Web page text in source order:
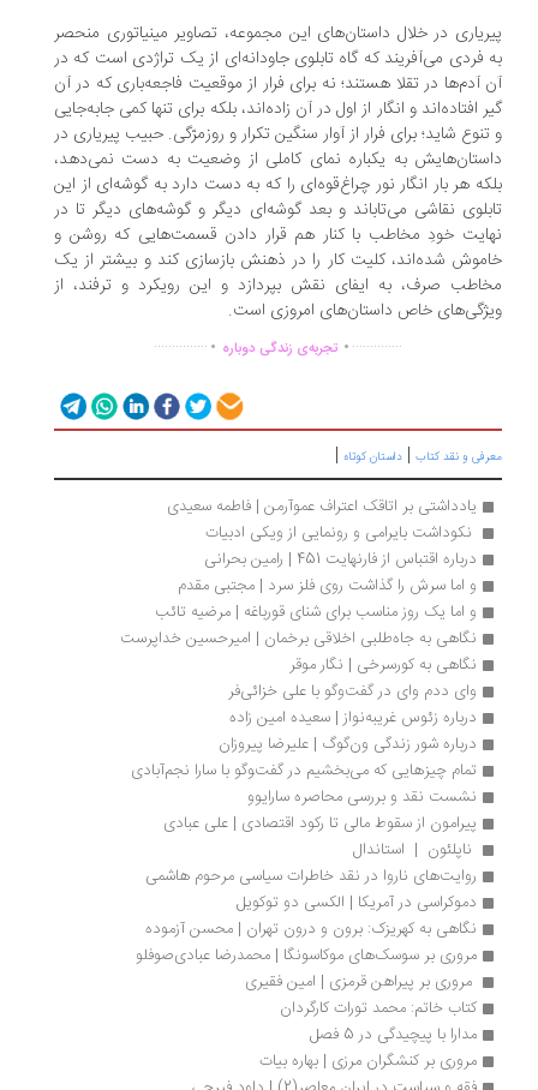
در خلال داستان‌های این مجموعه، تصاویر مینیاتوری منحصر
فردی می‌آفریند که گاه تابلوی جاودانه‌ای از یک تراژدی است که در
آدم‌ها در تقلا هستند؛ نه برای فرار از موقعیت فاجعه‌باری که در آن
افتاده‌اند و انگار از اول در آن زاده‌اند، بلکه برای تنها کمی جابه‌جایی
شاید؛ برای فرار از آوار سنگین تکرار و روزمرّگی. حبیب پیریاری در
به یکباره نمای کاملی از وضعیت به دست نمی‌دهد،
هر بار انگار نور چراغ‌قوه‌ای را که به دست دارد به گوشه‌ای از این
نقاشی می‌تاباند و بعد گوشه‌ای دیگر و گوشه‌های دیگر تا در
خودِ مخاطب با کنار هم قرار دادن قسمت‌هایی که روشن و
شده‌اند، کلیت کار را در ذهنش بازسازی کند و بیشتر از یک
صرف، به ایفای نقش بپردازد و این رویکرد و ترفند، از
خاص داستان‌های امروزی است.
................تجربه‌ی زندگی دوباره ...............
و نقد کتاب|داستان کوتاه|
یادداشتی بر اتاقک اعتراف عموآرمن | فاطمه سعیدی
نکوداشت بایرامی و رونمایی از ویکی ادبیات
درباره اقتباس از فارنهایت 451 | رامین بحرانی
و اما سرش را گذاشت روی فلز سرد | مجتبی مقدم
و اما یک روز مناسب برای شنای قورباغه | مرضیه تائب
نگاهی به جاه‌طلبی اخلاقی برخمان | امیرحسین خداپرست
نگاهی به کورسرخی | نگار موقر
وای ددم وای در گفت‌وگو با علی خزائی‌فر
درباره زئوس غریبه‌نواز | سعیده امین زاده
درباره شور زندگی ون‌گوگ | علیرضا پیروزان
تمام چیزهایی که می‌بخشیم در گفت‌‍وگو با سارا نجم‌آبادی
نشست نقد و بررسی محاصره سارایوو
پیرامون از سقوط مالی تا رکود اقتصادی | علی عبادی
ناپلئون  |  استاندال
روایت‌های ناروا در نقد خاطرات سیاسی مرحوم هاشمی
دموکراسی در آمریکا | الکسی دو توکویل
نگاهی به کهریزک: برون و درون تهران | محسن آزموده
مروری بر سوسک‌های موکاسونگا | محمدرضا عبادی‌صوفلو
مروری بر پیراهن قرمزی | امین فقیری
کتاب خاتم: محمد تورات کارگردان
مدارا با پیچیدگی در 5 فصل
مروری بر کنشگران مرزی | بهاره بیات